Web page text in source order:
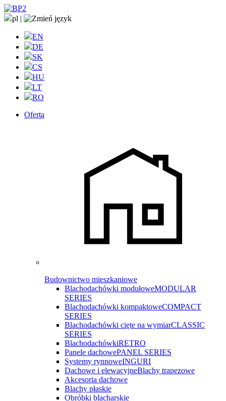
pl |
EN
DE
SK
CS
HU
LT
RO
Oferta
Budownictwo mieszkaniowe
Blachodachówki modułoweMODULAR
SERIES
Blachodachówki kompaktoweCOMPACT
SERIES
Blachodachówki cięte na wymiarCLASSIC
SERIES
BlachodachówkiRETRO
Panele dachowePANEL SERIES
Systemy rynnoweINGURI
Dachowe i elewacyjneBlachy trapezowe
Akcesoria dachowe
Blachy płaskie
Obróbki blacharskie